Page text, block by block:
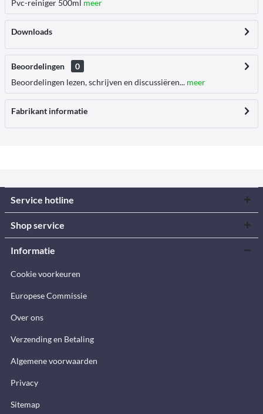
Pvc-reiniger 500ml meer
Downloads
Beoordelingen
0
Beoordelingen lezen, schrijven en discussiëren... meer
Fabrikant informatie
Service hotline
Shop service
Informatie
Cookie voorkeuren
Europese Commissie
Over ons
Verzending en Betaling
Algemene voorwaarden
Privacy
Sitemap